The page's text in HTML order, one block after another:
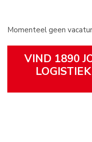
Momenteel geen
VIND 1890